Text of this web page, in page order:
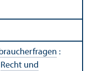
:
Recht und